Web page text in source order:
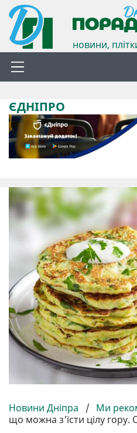
новини,
ЄДНІПРО
Новини Дніпра / Ми
що можна з'їсти цілу гору.